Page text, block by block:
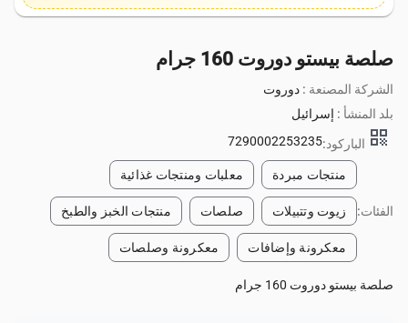
صلصة بيستو دوروت 160 جرام
الشركة المصنعة : دوروت
بلد المنشأ : إسرائيل
qr_code الباركود:7290002253235
الفئات:
منتجات مبردة معلبات ومنتجات غذائية
زيوت وتتبيلات صلصات منتجات الخبز والطبخ
معكرونة وإضافات معكرونة وصلصات
صلصة بيستو دوروت 160 جرام